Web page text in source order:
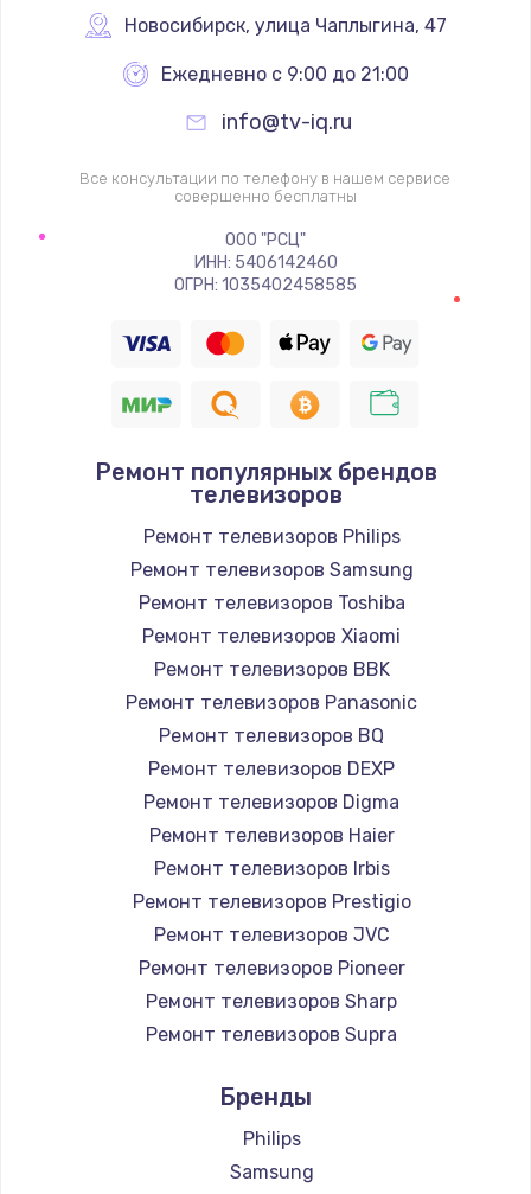
Заказать
1400 руб.
Заказать
Восстановление цепи питания, пайка
880 руб.
390 руб.
Замена Bluetooth/Wi-Fi модуля
800 руб.
Замена картридера
Заказать
Замена микросхемы NFC
1100 руб.
Заказать
Замена шим-контроллера
3900 руб.
Заказать
1030 руб.
Заказать
Новосибирск, улица Чаплыгина, 47
Ежедневно с 9:00 до 21:00
info@tv-iq.ru
Все консультации по телефону в нашем сервисе
совершенно бесплатны
ООО "РСЦ"
ИНН: 5406142460
ОГРН: 1035402458585
Ремонт популярных брендов
телевизоров
Ремонт телевизоров Philips
Ремонт телевизоров Samsung
Ремонт телевизоров Toshiba
Ремонт телевизоров Xiaomi
Ремонт телевизоров BBK
Ремонт телевизоров Panasonic
Ремонт телевизоров BQ
Ремонт телевизоров DEXP
Ремонт телевизоров Digma
Ремонт телевизоров Haier
Ремонт телевизоров Irbis
Ремонт телевизоров Prestigio
Ремонт телевизоров JVC
Ремонт телевизоров Pioneer
Ремонт телевизоров Sharp
Ремонт телевизоров Supra
Ремонт телевизоров Hisense
Ремонт телевизоров Daewoo
Ремонт телевизоров Centek
Бренды
Philips
Samsung